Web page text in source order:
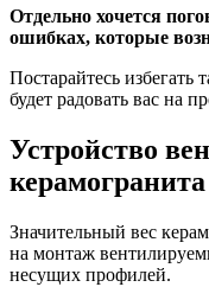
Отдельно хочется
ошибках, которые
Постарайтесь избегать
будет радовать вас на
Устройство
керамогранита
Значительный вес
на монтаж
несущих профилей.